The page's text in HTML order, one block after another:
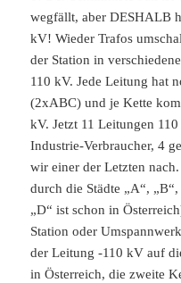
wegfällt, aber DESHALB
kV! Wieder Trafos
der Station in
110 kV. Jede Leitung hat
(2xABC) und je Kette
kV. Jetzt 11 Leitungen
Industrie-Verbraucher, 4
wir einer der Letzten
durch die Städte „A“,
„D“ ist schon in
Station oder
der Leitung -110 kV auf
in Österreich, die zweite